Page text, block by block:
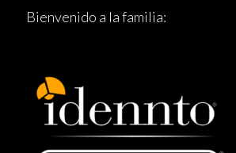
Bienvenido a la familia: